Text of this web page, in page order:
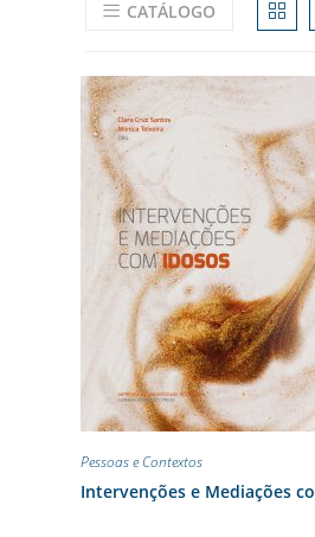
CATÁLOGO
Pessoas e Contextos
Intervenções e Mediações